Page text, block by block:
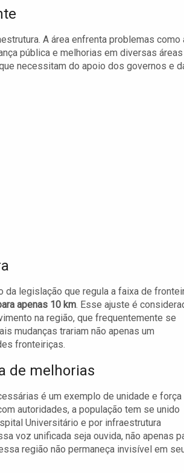
A área enfrenta problemas como
pública e melhorias em diversas áreas
necessitam do apoio dos governos e
da legislação que regula a faixa de
apenas 10 km. Esse ajuste é
na região, que frequentemente se
mudanças trariam não apenas um
fronteiriças.
de melhorias
é um exemplo de unidade e força
autoridades, a população tem se unido
Universitário e por infraestrutura
voz unificada seja ouvida, não apenas
região não permaneça invisível em